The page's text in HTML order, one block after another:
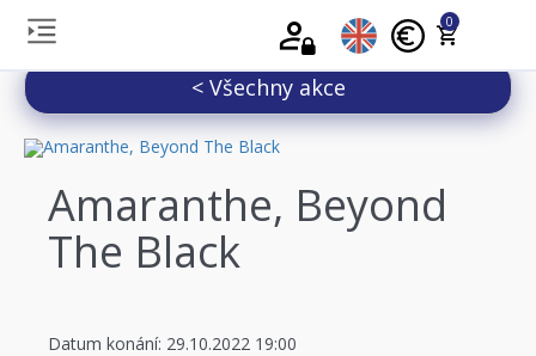
0
< Všechny akce
Amaranthe, Beyond
The Black
Datum konání: 29.10.2022 19:00